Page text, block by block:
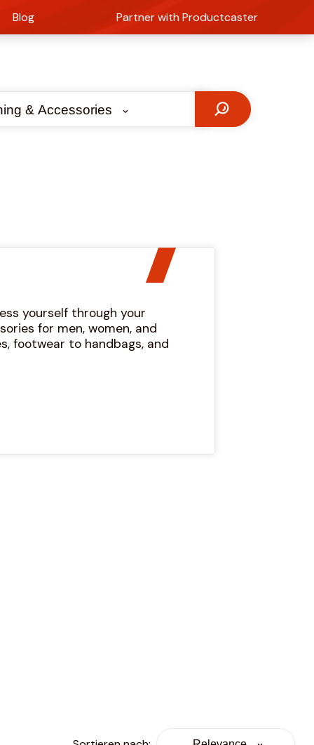
Blog Partner with Productcaster
& Accessories
yourself through your
for men, women, and
footwear to handbags, and